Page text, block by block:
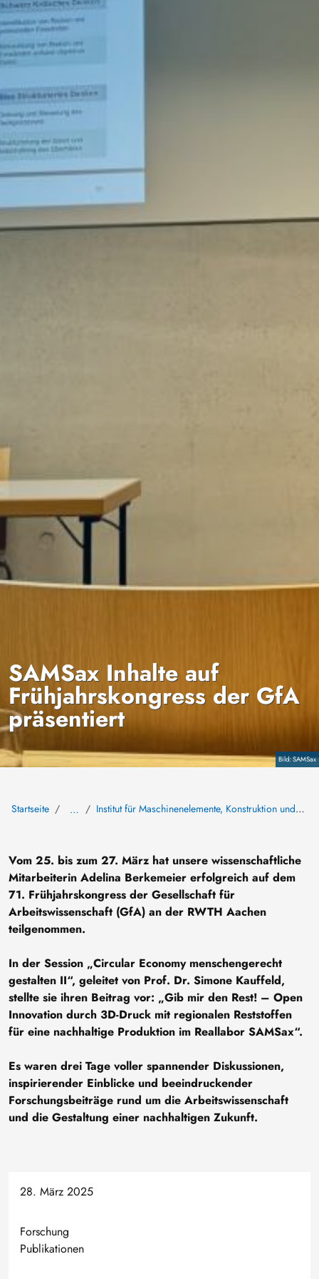
Copyright
SAMSax
SAMSax Inhalte auf
Frühjahrskongress der GfA
präsentiert
Startseite … Institut für Maschinenelemente, Konstruktion und Fertigung
Vom 25. bis zum 27. März hat unsere wissenschaftliche
Mitarbeiterin Adelina Berkemeier erfolgreich auf dem
71. Frühjahrskongress der Gesellschaft für
Arbeitswissenschaft (GfA) an der RWTH Aachen
teilgenommen.
In der Session „Circular Economy menschengerecht
gestalten II“, geleitet von Prof. Dr. Simone Kauffeld,
stellte sie ihren Beitrag vor: „Gib mir den Rest! – Open
Innovation durch 3D-Druck mit regionalen Reststoffen
für eine nachhaltige Produktion im Reallabor SAMSax“.
Es waren drei Tage voller spannender Diskussionen,
inspirierender Einblicke und beeindruckender
Forschungsbeiträge rund um die Arbeitswissenschaft
und die Gestaltung einer nachhaltigen Zukunft.
28. März 2025
Forschung
Publikationen